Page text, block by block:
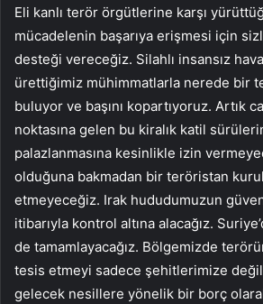
Eli kanlı terör örgütlerine karşı
mücadelenin başarıya erişmesi için
desteği vereceğiz. Silahlı insansız
ürettiğimiz mühimmatlarla nerede bir
buluyor ve başını kopartıyoruz. Artık
noktasına gelen bu kiralık katil
palazlanmasına kesinlikle izin
olduğuna bakmadan bir teröristan
etmeyeceğiz. Irak hududumuzun
itibarıyla kontrol altına alacağız.
de tamamlayacağız. Bölgemizde
tesis etmeyi sadece şehitlerimize değil
gelecek nesillere yönelik bir borç